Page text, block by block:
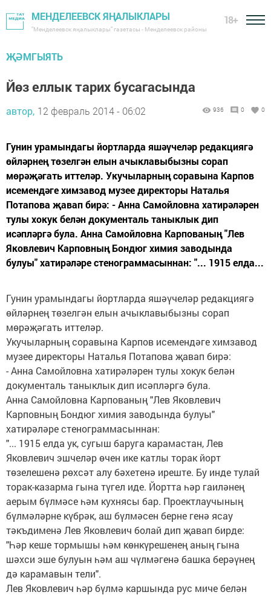
МЕНДЕЛЕЕВСК ЯҢАЛЫКЛАРЫ
"Менделеевск яңалыклары" газетасы - Менделеевск районы
18+
ҖӘМГЫЯТЬ
Йөз еллык тарих бусагасында
автор, 12 февраль 2014 - 06:02 936 0 0
Гунин урамындагы йортларда яшәүчеләр редакциягә
өйләрнең төзелгән елын ачыклавыбызны сорап
мөрәҗәгать иттеләр. Укучыларның соравына Карпов
исемендәге химзавод музее директоры Наталья
Потапова җавап бирә: - Анна Самойловна хатирәләрен
тулы хокук белән документаль таныклык дип
исәпләргә була. Анна Самойловна Карпованың "Лев
Яковлевич Карповның Бондюг химия заводында
булуы" хатирәләре стенограммасыннан: "... 1915 елда...
Гунин урамындагы йортларда яшәүчеләр редакциягә
өйләрнең төзелгән елын ачыклавыбызны сорап
мөрәҗәгать иттеләр.
Укучыларның соравына Карпов исемендәге химзавод
музее директоры Наталья Потапова җавап бирә:
- Анна Самойловна хатирәләрен тулы хокук белән
документаль таныклык дип исәпләргә була.
Анна Самойловна Карпованың "Лев Яковлевич
Карповның Бондюг химия заводында булуы"
хатирәләре стенограммасыннан:
"... 1915 елда ук, сугыш баруга карамастан, Лев
Яковлевич эшчеләр өчен ике катлы торак йорт
төзелешенә рөхсәт алу бәхетенә иреште. Бу инде тулай
торак-казарма гына түгел иде. Йортта һәр гаиләнең
аерым бүлмәсе һәм кухнясы бар. Проектлаучының
бүлмәләрне күбрәк, аш бүлмәсен берне генә ясау
тәкъдименә Лев Яковлевич болай дип җавап бирде:
"Һәр кеше тормышы һәм көнкүрешенең аның гына
шәхси эше булуын һәм аш чүлмәгенә башка берәүнең
дә карамавын тели".
Лев Яковлевич һәр бүлмә каршында рус миче белән